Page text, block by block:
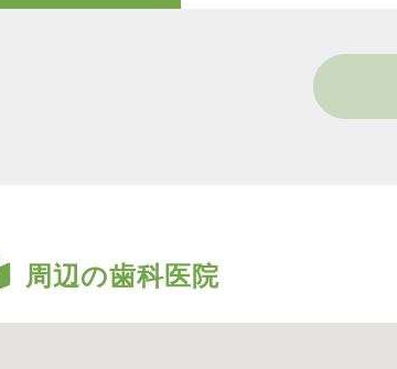
周辺の歯科医院